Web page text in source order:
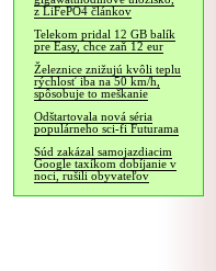
z LiFePO4 článkov
Telekom pridal 12 GB balík
pre Easy, chce zaň 12 eur
Železnice znižujú kvôli teplu
rýchlosť iba na 50 km/h,
spôsobuje to meškanie
Odštartovala nová séria
populárneho sci-fi Futurama
Súd zakázal samojazdiacim
Google taxíkom dobíjanie v
noci, rušili obyvateľov